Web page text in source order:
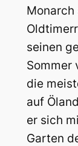
Monarch
seinen
Sommer
die
auf
er sich
Garten